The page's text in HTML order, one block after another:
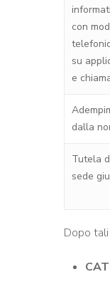
con
su
e
dalla
Tutela
sede
Dopo